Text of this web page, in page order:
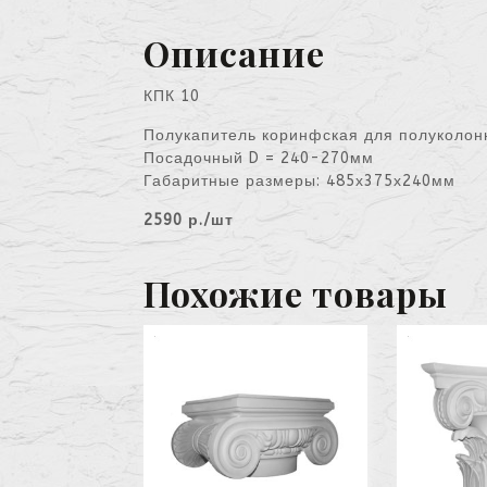
Описание
КПК 10
Полукапитель коринфская для
Посадочный D = 240-270мм
Габаритные размеры: 485х375х240мм
2590 р./шт
Похожие товары